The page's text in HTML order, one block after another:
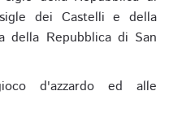
dei Castelli e della
della Repubblica di San
d'azzardo ed alle